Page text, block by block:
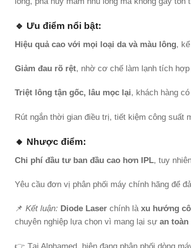
🔹 Ưu điểm nổi bật:
Hiệu quả cao với mọi loại da và màu lông,
Giảm đau rõ rệt, nhờ cơ chế làm lạnh tích
Triệt lông tận gốc, lâu mọc lại, khách hàng
Rút ngắn thời gian điều trị, tiết kiệm công suất
🔸 Nhược điểm:
Chi phí đầu tư ban đầu cao hơn IPL, tuy
Yêu cầu đơn vị phân phối máy chính hãng để
📌 Kết luận: Diode Laser chính là xu hướng
chuyên nghiệp lựa chọn vì mang lại sự an toàn
👉 Tại Alphamed, hiện đang phân phối dòng